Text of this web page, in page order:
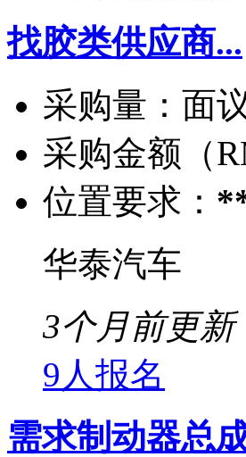
找胶类供应商...
采购量： 面
采购金额（
位置要求：
华泰汽车
3个月前更新
9人报名
需求制动器总